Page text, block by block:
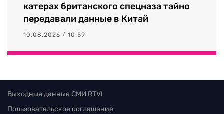
катерах британского спецназа тайно
передавали данные в Китай
10.08.2026 / 10:59
Выходные данные СМИ RTVI
Пользовательское соглашение